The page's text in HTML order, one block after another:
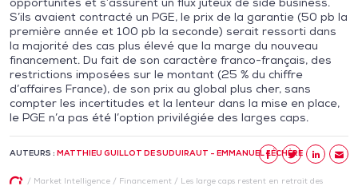
S’ils avaient contracté un PGE, le prix de la garantie (50 pb la
première année et 100 pb la seconde) serait ressorti dans
la majorité des cas plus élevé que la marge du nouveau
financement. Du fait de son caractère franco-français, des
restrictions imposées sur le montant (25 % du chiffre
d’affaires France), de son prix au global plus cher, sans
compter les incertitudes et la lenteur dans la mise en place,
le PGE n’a pas été l’option privilégiée des larges caps.
AUTEURS : MATTHIEU GUILLOT DE SUDUIRAUT - EMMANUEL LÉCHÈRE
/ Market Intelligence/ Financement/ Les large caps restent en retrait des